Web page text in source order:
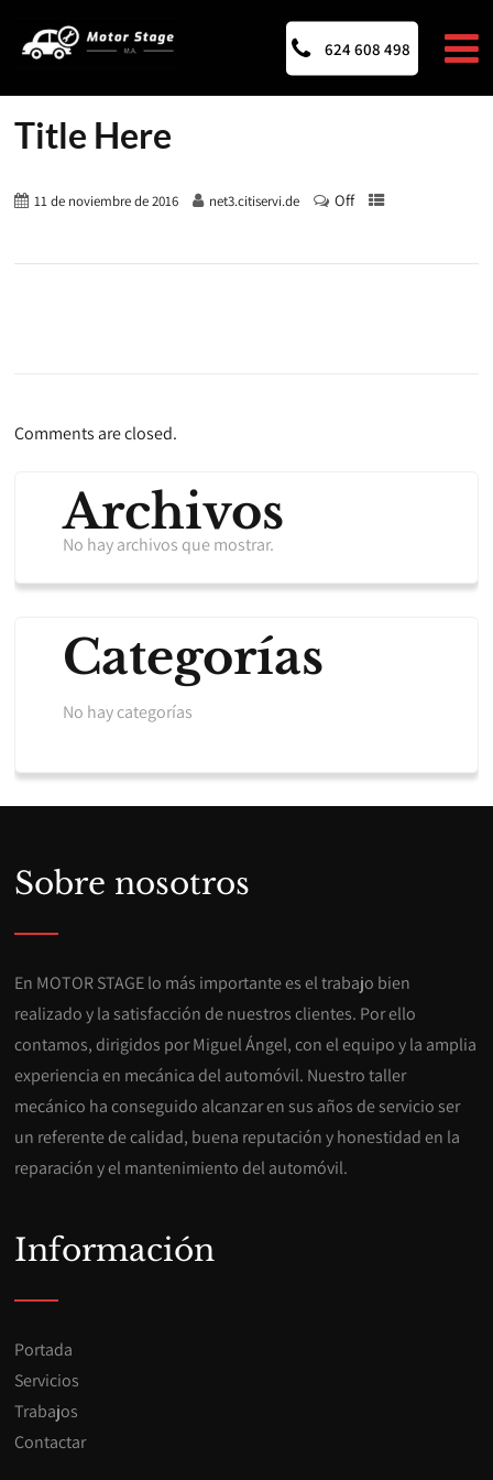
624 608 498
Title Here
11 de noviembre de 2016 net3.citiservi.de Off
Comments are closed.
Archivos
No hay archivos que mostrar.
Categorías
No hay categorías
Sobre nosotros
En MOTOR STAGE lo más importante es el trabajo bien
realizado y la satisfacción de nuestros clientes. Por ello
contamos, dirigidos por Miguel Ángel, con el equipo y la amplia
experiencia en mecánica del automóvil. Nuestro taller
mecánico ha conseguido alcanzar en sus años de servicio ser
un referente de calidad, buena reputación y honestidad en la
reparación y el mantenimiento del automóvil.
Información
Portada
Servicios
Trabajos
Contactar